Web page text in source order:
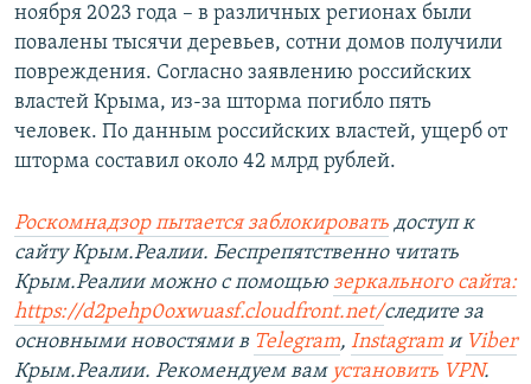
ноября 2023 года – в различных регионах были
повалены тысячи деревьев, сотни домов получили
повреждения. Согласно заявлению российских
властей Крыма, из-за шторма погибло пять
человек. По данным российских властей, ущерб от
шторма составил около 42 млрд рублей.
Роскомнадзор пытается заблокировать доступ к
сайту Крым.Реалии. Беспрепятственно читать
Крым.Реалии можно с помощью зеркального сайта:
https://d2pehp0oxwuasf.cloudfront.net/следите за
основными новостями в Telegram, Instagram и Viber
Крым.Реалии. Рекомендуем вам установить VPN.